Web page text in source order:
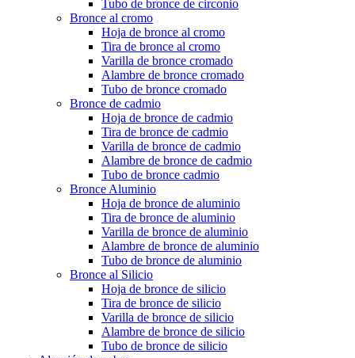
Tubo de bronce de circonio
Bronce al cromo
Hoja de bronce al cromo
Tira de bronce al cromo
Varilla de bronce cromado
Alambre de bronce cromado
Tubo de bronce cromado
Bronce de cadmio
Hoja de bronce de cadmio
Tira de bronce de cadmio
Varilla de bronce de cadmio
Alambre de bronce de cadmio
Tubo de bronce cadmio
Bronce Aluminio
Hoja de bronce de aluminio
Tira de bronce de aluminio
Varilla de bronce de aluminio
Alambre de bronce de aluminio
Tubo de bronce de aluminio
Bronce al Silicio
Hoja de bronce de silicio
Tira de bronce de silicio
Varilla de bronce de silicio
Alambre de bronce de silicio
Tubo de bronce de silicio